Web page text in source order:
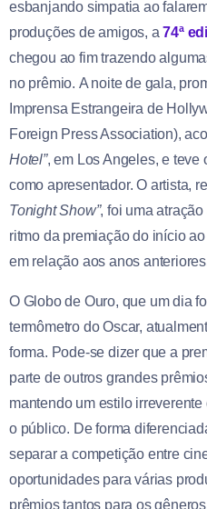
esbanjando simpatia ao
produções de amigos, a74ª
chegou ao fim trazendo
no prêmio. A noite de gala,
Imprensa Estrangeira de
Foreign Press Association),
Hotel”, em Los Angeles, e
como apresentador. O artista,
Tonight Show”, foi uma
ritmo da premiação do início
em relação aos anos
O Globo de Ouro, que um dia
termômetro do Oscar,
forma. Pode-se dizer que a
parte de outros grandes
mantendo um estilo
o público. De forma
separar a competição entre
oportunidades para várias
prêmios tantos para os